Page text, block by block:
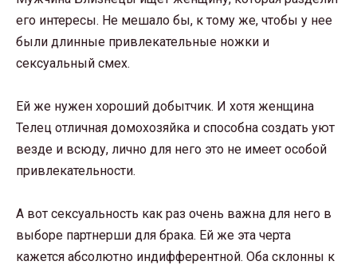
его интересы. Не мешало бы, к тому же, чтобы у нее
были длинные привлекательные ножки и
сексуальный смех.
Ей же нужен хороший добытчик. И хотя женщина
Телец отличная домохозяйка и способна создать уют
везде и всюду, лично для него это не имеет особой
привлекательности.
А вот сексуальность как раз очень важна для него в
выборе партнерши для брака. Ей же эта черта
кажется абсолютно индифферентной. Оба склонны к